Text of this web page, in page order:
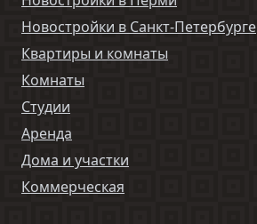
Новостройки в Санкт-Петербурге
Квартиры и комнаты
Комнаты
Студии
Аренда
Дома и участки
Коммерческая